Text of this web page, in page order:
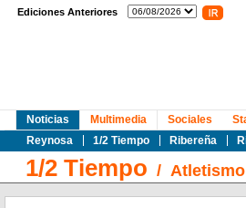
Ediciones Anteriores
Noticias
Reynosa
1/2 Tiempo Ribereña
Multimedia Sociales
1/2 Tiempo / Atletismo